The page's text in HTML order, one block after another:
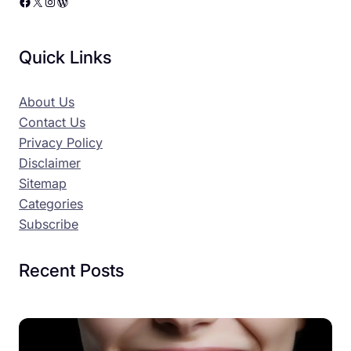
Quick Links
About Us
Contact Us
Privacy Policy
Disclaimer
Sitemap
Categories
Subscribe
Recent Posts